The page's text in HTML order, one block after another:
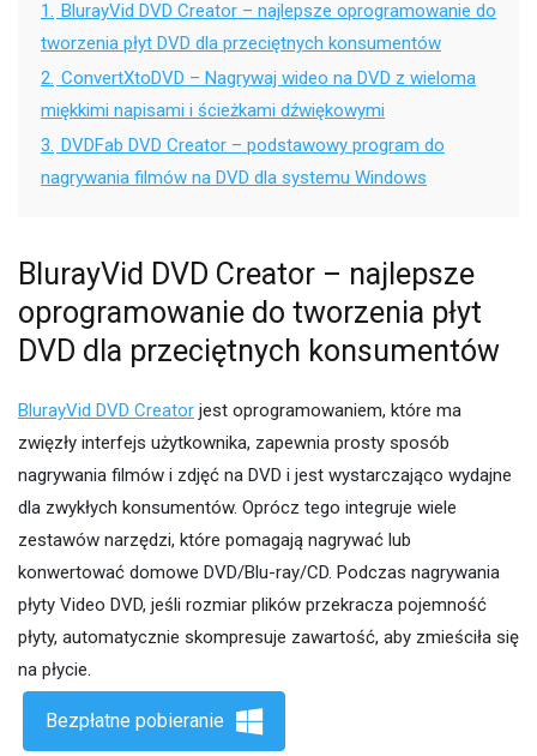
1.
BlurayVid DVD Creator – najlepsze oprogramowanie do
tworzenia płyt DVD dla przeciętnych konsumentów
2. ConvertXtoDVD – Nagrywaj wideo na DVD z wieloma
miękkimi napisami i ścieżkami dźwiękowymi
3. DVDFab DVD Creator – podstawowy program do
nagrywania filmów na DVD dla systemu Windows
BlurayVid DVD Creator – najlepsze
oprogramowanie do tworzenia płyt
DVD dla przeciętnych konsumentów
BlurayVid DVD Creator jest oprogramowaniem, które ma
zwięzły interfejs użytkownika, zapewnia prosty sposób
nagrywania filmów i zdjęć na DVD i jest wystarczająco wydajne
dla zwykłych konsumentów. Oprócz tego integruje wiele
zestawów narzędzi, które pomagają nagrywać lub
konwertować domowe DVD/Blu-ray/CD. Podczas nagrywania
płyty Video DVD, jeśli rozmiar plików przekracza pojemność
płyty, automatycznie skompresuje zawartość, aby zmieściła się
na płycie.
Bezpłatne pobieranie